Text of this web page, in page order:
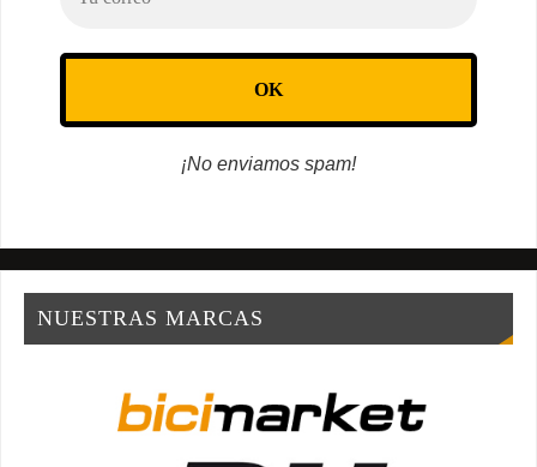
¡No enviamos spam!
NUESTRAS MARCAS